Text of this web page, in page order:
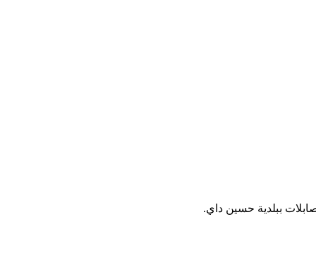
ببلدية حسين داي.